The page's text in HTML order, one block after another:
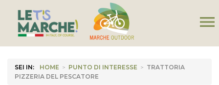
menu
SEI IN: HOME > PUNTO DI INTERESSE > TRATTORIA
PIZZERIA DEL PESCATORE